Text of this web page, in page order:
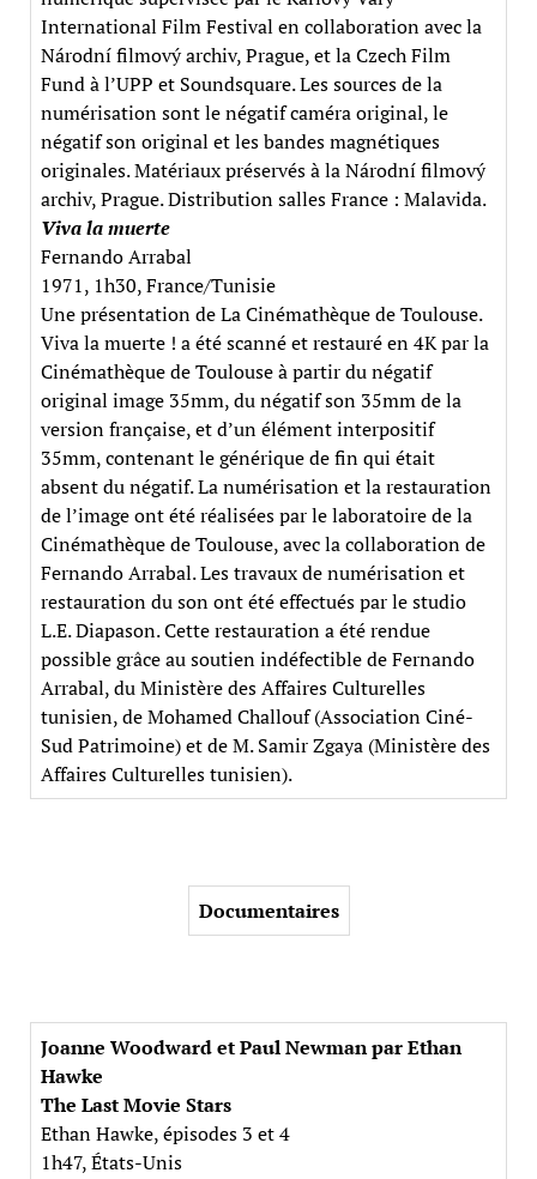
International Film Festival en collaboration avec la
Národní filmový archiv, Prague, et la Czech Film
Fund à l’UPP et Soundsquare. Les sources de la
numérisation sont le négatif caméra original, le
négatif son original et les bandes magnétiques
originales. Matériaux préservés à la Národní filmový
archiv, Prague. Distribution salles France : Malavida.
Viva la muerte
Fernando Arrabal
1971, 1h30, France/Tunisie
Une présentation de La Cinémathèque de Toulouse.
Viva la muerte ! a été scanné et restauré en 4K par la
Cinémathèque de Toulouse à partir du négatif
original image 35mm, du négatif son 35mm de la
version française, et d’un élément interpositif
35mm, contenant le générique de fin qui était
absent du négatif. La numérisation et la restauration
de l’image ont été réalisées par le laboratoire de la
Cinémathèque de Toulouse, avec la collaboration de
Fernando Arrabal. Les travaux de numérisation et
restauration du son ont été effectués par le studio
L.E. Diapason. Cette restauration a été rendue
possible grâce au soutien indéfectible de Fernando
Arrabal, du Ministère des Affaires Culturelles
tunisien, de Mohamed Challouf (Association Ciné-
Sud Patrimoine) et de M. Samir Zgaya (Ministère des
Affaires Culturelles tunisien).
Documentaires
Joanne Woodward et Paul Newman par Ethan
Hawke
The Last Movie Stars
Ethan Hawke, épisodes 3 et 4
1h47, États-Unis